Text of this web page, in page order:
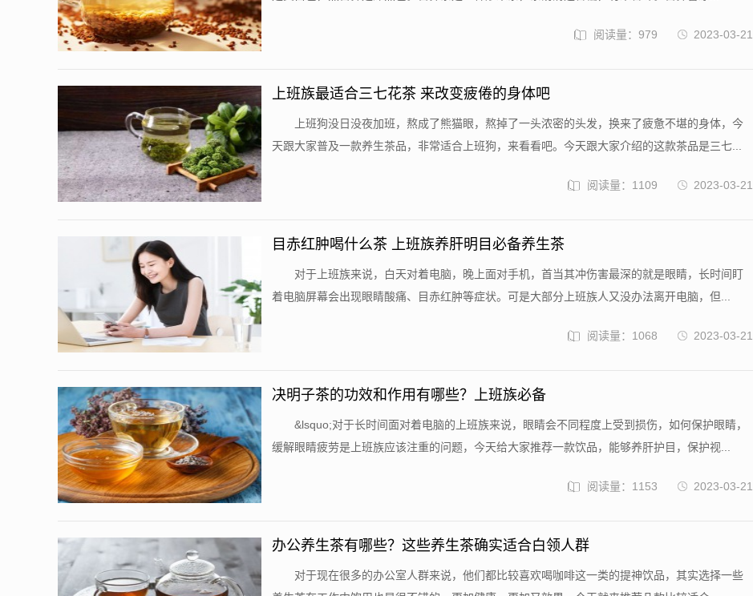
2023-03-21
阅读量：979
上班族最适合三七花茶 来改变疲倦的身体吧
​ 上班狗没日没夜加班，熬成了熊猫眼，熬掉了一头浓密的头发，换来了疲惫不堪的身体，今
天跟大家普及一款养生茶品，非常适合上班狗，来看看吧。今天跟大家介绍的这款茶品是三七...
2023-03-21
阅读量：1109
目赤红肿喝什么茶 上班族养肝明目必备养生茶
​ 对于上班族来说，白天对着电脑，晚上面对手机，首当其冲伤害最深的就是眼睛，长时间盯
着电脑屏幕会出现眼睛酸痛、目赤红肿等症状。可是大部分上班族人又没办法离开电脑，但...
2023-03-21
阅读量：1068
决明子茶的功效和作用有哪些？上班族必备
​ &lsquo;对于长时间面对着电脑的上班族来说，眼睛会不同程度上受到损伤，如何保护眼睛，
缓解眼睛疲劳是上班族应该注重的问题，今天给大家推荐一款饮品，能够养肝护目，保护视...
2023-03-21
阅读量：1153
办公养生茶有哪些？这些养生茶确实适合白领人群
​ 对于现在很多的办公室人群来说，他们都比较喜欢喝咖啡这一类的提神饮品，其实选择一些